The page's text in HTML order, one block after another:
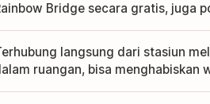
Bridge secara gratis, juga
langsung dari stasiun
ruangan, bisa menghabiskan